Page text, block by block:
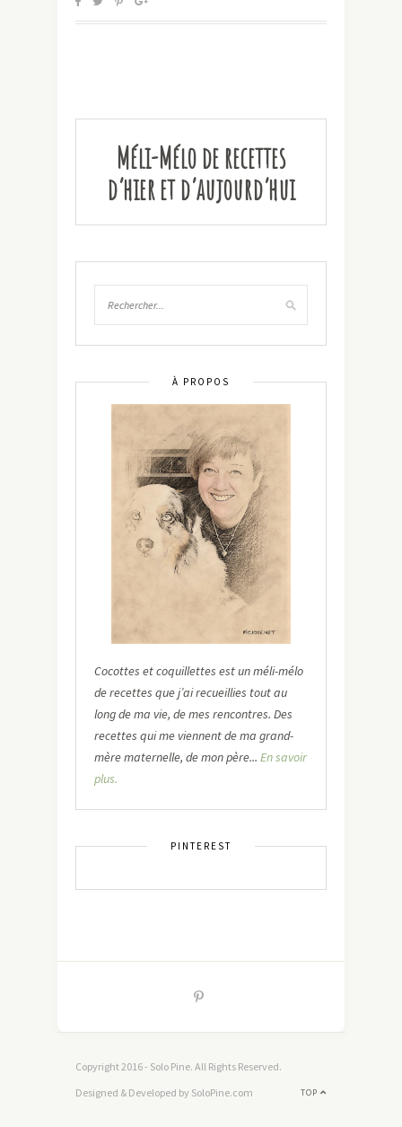
Méli-Mélo de recettes
d’hier et d’aujourd’hui
À PROPOS
Cocottes et coquillettes est un méli-mélo
de recettes que j’ai recueillies tout au
long de ma vie, de mes rencontres. Des
recettes qui me viennent de ma grand-
mère maternelle, de mon père... En savoir
plus.
PINTEREST
Copyright 2016 - Solo Pine. All Rights Reserved.
TOP
Designed & Developed by SoloPine.com